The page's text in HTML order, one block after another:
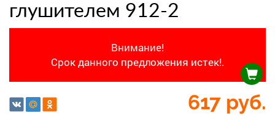
глушителем 912-2
Внимание!
Срок данного предложения истек!.
617 руб.